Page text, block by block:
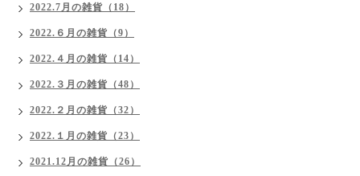
2022.7月の雑貨（18）
2022.６月の雑貨（9）
2022.４月の雑貨（14）
2022.３月の雑貨（48）
2022.２月の雑貨（32）
2022.１月の雑貨（23）
2021.12月の雑貨（26）